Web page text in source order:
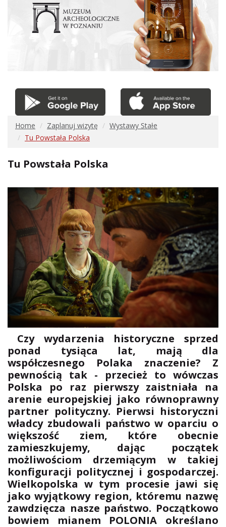
Home Zaplanuj wizytę
Wystawy Stałe
Tu Powstała Polska
Tu Powstała Polska
Czy wydarzenia historyczne sprzed
ponad tysiąca lat, mają dla
współczesnego Polaka znaczenie? Z
pewnością tak - przecież to wówczas
Polska po raz pierwszy zaistniała na
arenie europejskiej jako równoprawny
partner polityczny. Pierwsi historyczni
władcy zbudowali państwo w oparciu o
większość ziem, które obecnie
zamieszkujemy, dając początek
możliwościom drzemiącym w takiej
konfiguracji politycznej i gospodarczej.
Wielkopolska w tym procesie jawi się
jako wyjątkowy region, któremu nazwę
zawdzięcza nasze państwo. Początkowo
bowiem mianem POLONIA określano